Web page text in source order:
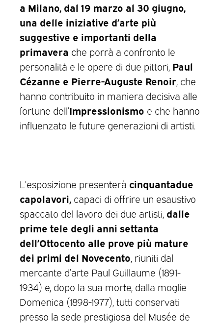
a Milano, dal 19 marzo al 30 giugno,
una delle iniziative d’arte più
suggestive e importanti della
primavera che porrà a confronto le
personalità e le opere di due pittori, Paul
Cézanne e Pierre-Auguste Renoir , che
hanno contribuito in maniera decisiva alle
fortune dell’Impressionismo e che hanno
influenzato le future generazioni di artisti.
L’esposizione presenterà cinquantadue
capolavori, capaci di offrire un esaustivo
spaccato del lavoro dei due artisti, dalle
prime tele degli anni settanta
dell’Ottocento alle prove più mature
dei primi del Novecento , riuniti dal
mercante d’arte Paul Guillaume (1891-
1934) e, dopo la sua morte, dalla moglie
Domenica (1898-1977), tutti conservati
presso la sede prestigiosa del Musée de